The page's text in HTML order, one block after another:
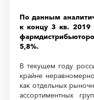
По данным
к концу 3 кв. 2019
5,8%.
В текущем году
крайне
как отдельных
ассортиментных